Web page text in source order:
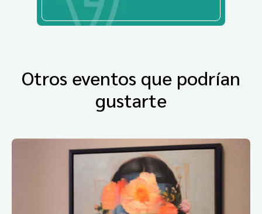
Otros eventos que podrían
gustarte